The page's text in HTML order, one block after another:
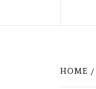
HOME